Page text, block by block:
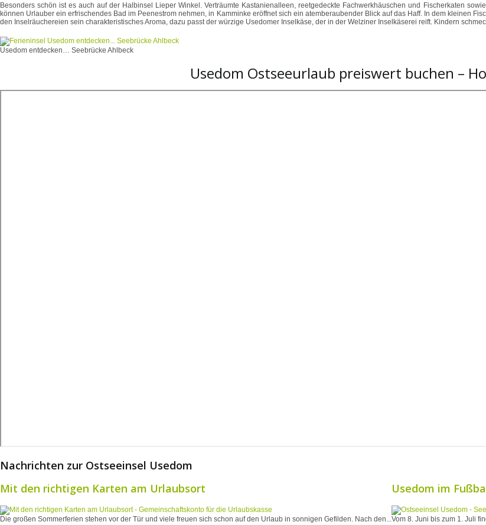
Besonders schön ist es auch auf der Halbinsel Lieper Winkel. Verträumte Kastanienalleen, reetgedeckte Fachwerkhäuschen und Fischerkaten
können Urlauber ein erfrischendes Bad im Peenestrom nehmen, in Kamminke eröffnet sich ein atemberaubender Blick auf das Haff. In dem kleinen
den Inselräuchereien sein charakteristisches Aroma, dazu passt der würzige Usedomer Inselkäse, der in der Welziner Inselkäserei reift. Kindern
Usedom entdecken… Seebrücke Ahlbeck
Usedom Ostseeurlaub preiswert buchen –
Nachrichten zur Ostseeinsel Usedom
Mit den richtigen Karten am Urlaubsort
Die großen Sommerferien stehen vor der Tür und viele freuen sich schon auf den Urlaub in sonnigen Gefilden. Nach den...
Usedom im
Vom 8. Juni bis zum 1. Juli